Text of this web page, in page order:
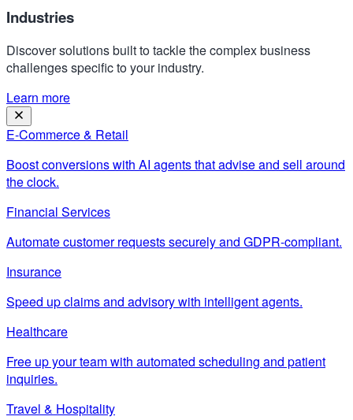
Industries
Discover solutions built to tackle the complex business
challenges specific to your industry.
Learn more
E-Commerce & Retail
Boost conversions with AI agents that advise and sell around
the clock.
Financial Services
Automate customer requests securely and GDPR-compliant.
Insurance
Speed up claims and advisory with intelligent agents.
Healthcare
Free up your team with automated scheduling and patient
inquiries.
Travel & Hospitality